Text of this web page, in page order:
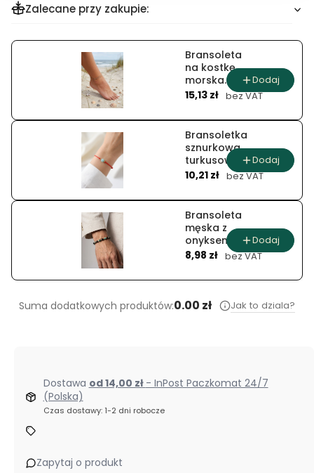
Zalecane przy zakupie:
Bransoleta
na kostkę
morska
gwiazda
Cena
15,13 zł bez VAT
Dodaj
Bransoletka
sznurkowa
turkusowy
splot
Cena
10,21 zł bez VAT
Dodaj
Bransoleta
męska z
onyksem
zielona
Cena
8,98 zł bez VAT
Dodaj
Suma dodatkowych produktów:0.00 zł Jak to dziala?
Dostawa od 14,00 zł - InPost Paczkomat 24/7
(Polska)
Czas dostawy: 1-2 dni robocze
Zapytaj o produkt